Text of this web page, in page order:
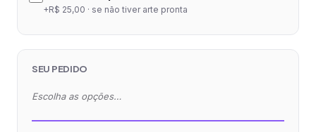
+R$ 25,00 · se não tiver arte pronta
SEU PEDIDO
Escolha as opções…